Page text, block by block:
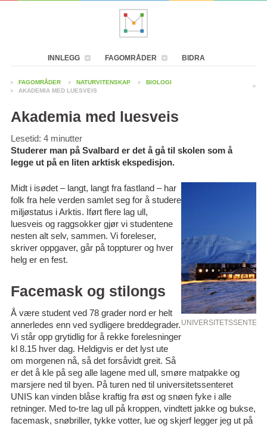
INNLEGG FAGOMRÅDER BIDRA
FAGOMRÅDER NATURVITENSKAP
BIOLOGI
AKADEMIA MED LUESVEIS
Akademia med luesveis
Lesetid: 4 minutter
Studerer man på Svalbard er det å gå til skolen som å
legge ut på en liten arktisk ekspedisjon.
Midt i isødet – langt, langt fra fastland – har
folk fra hele verden samlet seg for å studere
miljøstatus i Arktis. Iført flere lag ull,
luesveis og raggsokker gjør vi studentene
nesten alt selv, sammen. Vi foreleser,
skriver oppgaver, går på toppturer og hver
helg er en fest.
Facemask og stilongs
Å være student ved 78 grader nord er helt
annerledes enn ved sydligere breddegrader.
Vi står opp grytidlig for å rekke forelesninger
kl 8.15 hver dag. Heldigvis er det lyst ute
om morgenen nå, så det forsåvidt greit. Så
er det å kle på seg alle lagene med ull, smøre matpakke og
marsjere ned til byen. På turen ned til universitetssenteret
UNIS kan vinden blåse kraftig fra øst og snøen fyke i alle
retninger. Med to-tre lag ull på kroppen, vindtett jakke og bukse,
facemask, snøbriller, tykke votter, lue og skjerf legger jeg ut på